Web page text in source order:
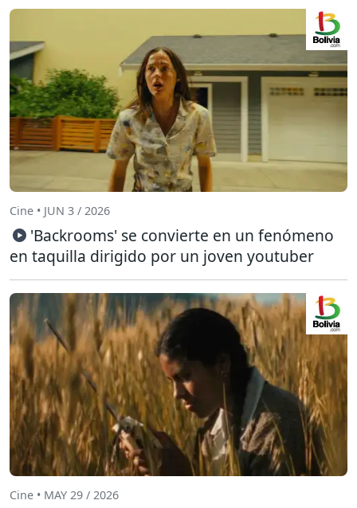
Cine • JUN 3 / 2026
'Backrooms' se convierte en un fenómeno
en taquilla dirigido por un joven youtuber
Cine • MAY 29 / 2026